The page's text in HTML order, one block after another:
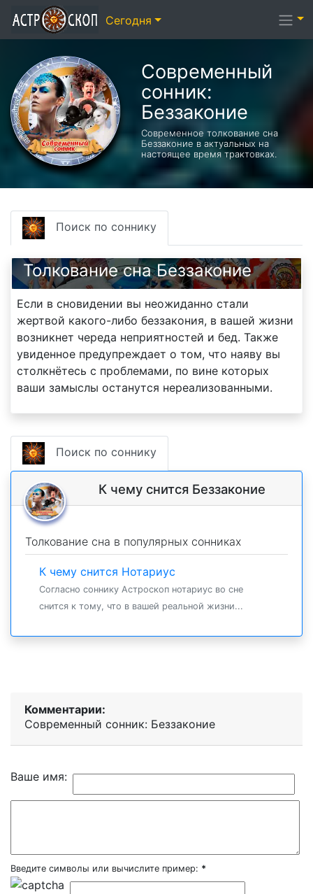
Современный
сонник:
Беззаконие
Современное толкование сна
Беззаконие в актуальных на
настоящее время трактовках.
Поиск по соннику
Толкование сна Беззаконие
Если в сновидении вы неожиданно стали
жертвой какого-либо беззакония, в вашей жизни
возникнет череда неприятностей и бед. Также
увиденное предупреждает о том, что наяву вы
столкнётесь с проблемами, по вине которых
ваши замыслы останутся нереализованными.
Поиск по соннику
К чему снится Беззаконие
Толкование сна в популярных сонниках
К чему снится Нотариус
Согласно соннику Астроскоп нотариус во сне
снится к тому, что в вашей реальной жизни...
Комментарии:
Современный сонник: Беззаконие
Ваше имя:
Введите символы или вычислите пример: *
Сегодня